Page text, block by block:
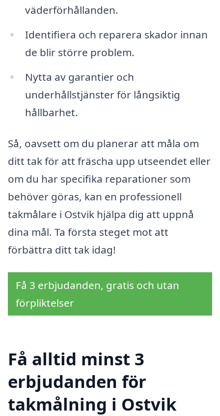
väderförhållanden.
Identifiera och reparera skador innan
de blir större problem.
Nytta av garantier och
underhållstjänster för långsiktig
hållbarhet.
Så, oavsett om du planerar att måla om
ditt tak för att fräscha upp utseendet eller
om du har specifika reparationer som
behöver göras, kan en professionell
takmålare i Ostvik hjälpa dig att uppnå
dina mål. Ta första steget mot att
förbättra ditt tak idag!
Få 3 erbjudanden, gratis och utan
förpliktelser
Få alltid minst 3
erbjudanden för
takmålning i Ostvik